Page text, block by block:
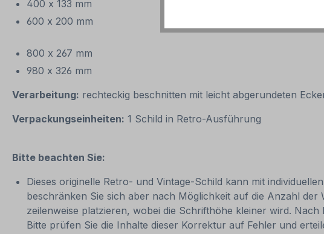
400 x 133 mm
600 x 200 mm
800 x 267 mm
980 x 326 mm
Verarbeitung: rechteckig beschnitten mit leicht abgerundeten
Verpackungseinheiten: 1 Schild in Retro-Ausführung
Bitte beachten Sie:
Dieses originelle Retro- und Vintage-Schild kann mit
beschränken Sie sich aber nach Möglichkeit auf die Anzahl
zeilenweise platzieren, wobei die Schrifthöhe kleiner wird.
Bitte prüfen Sie die Inhalte dieser Korrektur auf Fehler und